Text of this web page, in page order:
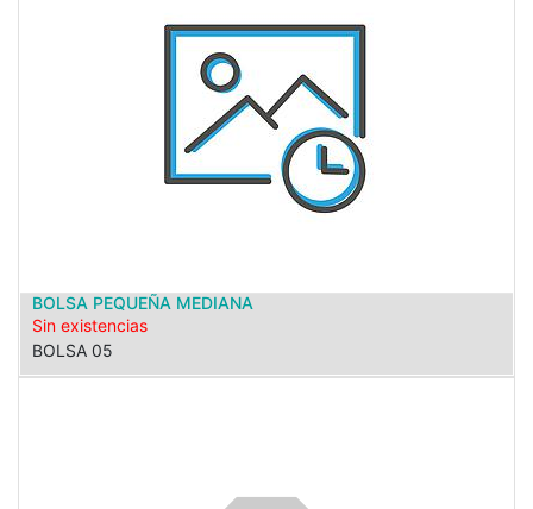
BOLSA PEQUEÑA MEDIANA
Sin existencias
BOLSA 05